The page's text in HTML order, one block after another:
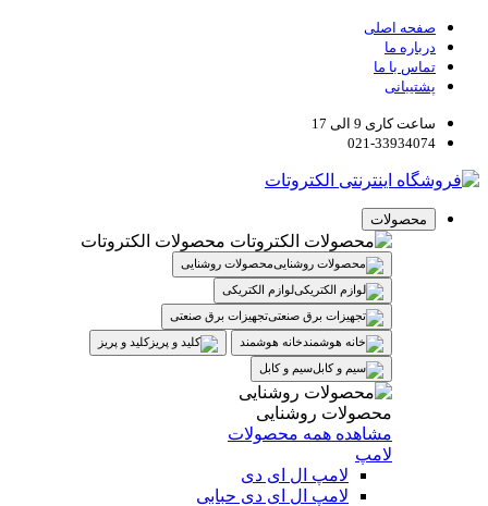
صفحه اصلی
درباره ما
تماس با ما
پشتیبانی
ساعت کاری 9 الی 17
021-33934074
محصولات
محصولات الکتروتات
محصولات روشنایی
لوازم الکتریکی
تجهیزات برق صنعتی
خانه هوشمند
کلید و پریز
سیم و کابل
محصولات روشنایی
مشاهده همه محصولات
لامپ
لامپ ال ای دی
لامپ ال ای دی حبابی